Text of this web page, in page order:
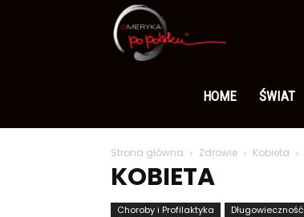
po
polsku
HOME ŚWIAT
Strona główna Zdrowie Kobieta
KOBIETA
Choroby i Profilaktyka Długowieczność